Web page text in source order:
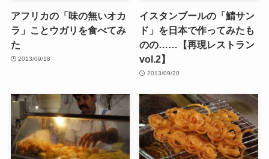
アフリカの「味の無いオカ
ラ」ことウガリを食べてみ
た
2013/09/18
イスタンブールの「鯖サン
ド」を日本で作ってみたも
のの……【再現レストラン
vol.2】
2013/09/20